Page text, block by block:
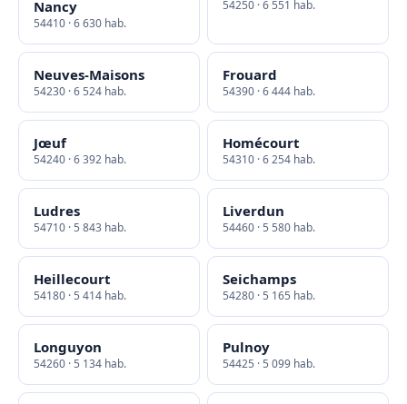
Nancy
54410 · 6 630 hab.
54250 · 6 551 hab.
Neuves-Maisons
54230 · 6 524 hab.
Frouard
54390 · 6 444 hab.
Jœuf
54240 · 6 392 hab.
Homécourt
54310 · 6 254 hab.
Ludres
54710 · 5 843 hab.
Liverdun
54460 · 5 580 hab.
Heillecourt
54180 · 5 414 hab.
Seichamps
54280 · 5 165 hab.
Longuyon
54260 · 5 134 hab.
Pulnoy
54425 · 5 099 hab.